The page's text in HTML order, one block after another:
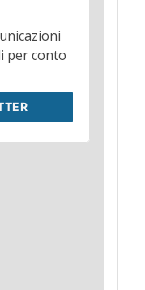
per conto